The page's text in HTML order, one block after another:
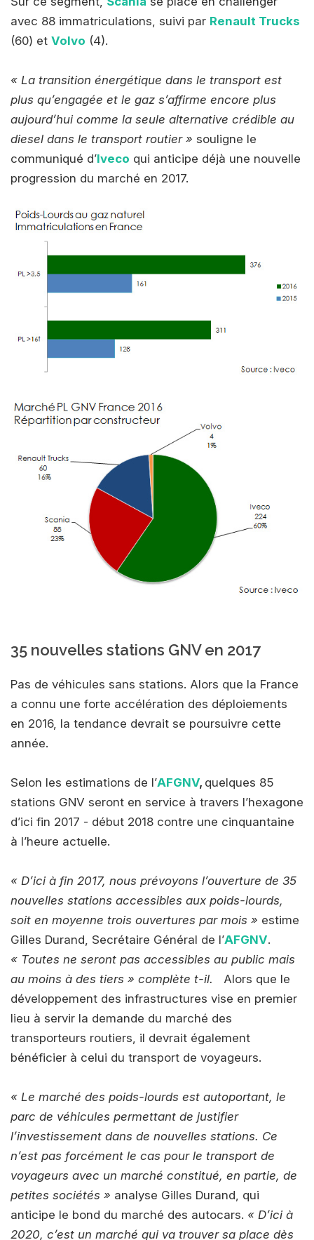
avec 88 immatriculations, suivi par Renault Trucks
(60) et Volvo (4).
« La transition énergétique dans le transport est
plus qu’engagée et le gaz s’affirme encore plus
aujourd’hui comme la seule alternative crédible au
diesel dans le transport routier » souligne le
communiqué d’Iveco qui anticipe déjà une nouvelle
progression du marché en 2017.
35 nouvelles stations GNV en 2017
Pas de véhicules sans stations. Alors que la France
a connu une forte accélération des déploiements
en 2016, la tendance devrait se poursuivre cette
année.
Selon les estimations de l’AFGNV, quelques 85
stations GNV seront en service à travers l’hexagone
d’ici fin 2017 - début 2018 contre une cinquantaine
à l’heure actuelle.
« D’ici à fin 2017, nous prévoyons l’ouverture de 35
nouvelles stations accessibles aux poids-lourds,
soit en moyenne trois ouvertures par mois » estime
Gilles Durand, Secrétaire Général de l’AFGNV.
« Toutes ne seront pas accessibles au public mais
au moins à des tiers » complète t-il.
Alors que le
développement des infrastructures vise en premier
lieu à servir la demande du marché des
transporteurs routiers, il devrait également
bénéficier à celui du transport de voyageurs.
« Le marché des poids-lourds est autoportant, le
parc de véhicules permettant de justifier
l’investissement dans de nouvelles stations. Ce
n’est pas forcément le cas pour le transport de
voyageurs avec un marché constitué, en partie, de
petites sociétés » analyse Gilles Durand, qui
anticipe le bond du marché des autocars. « D’ici à
2020, c’est un marché qui va trouver sa place dès